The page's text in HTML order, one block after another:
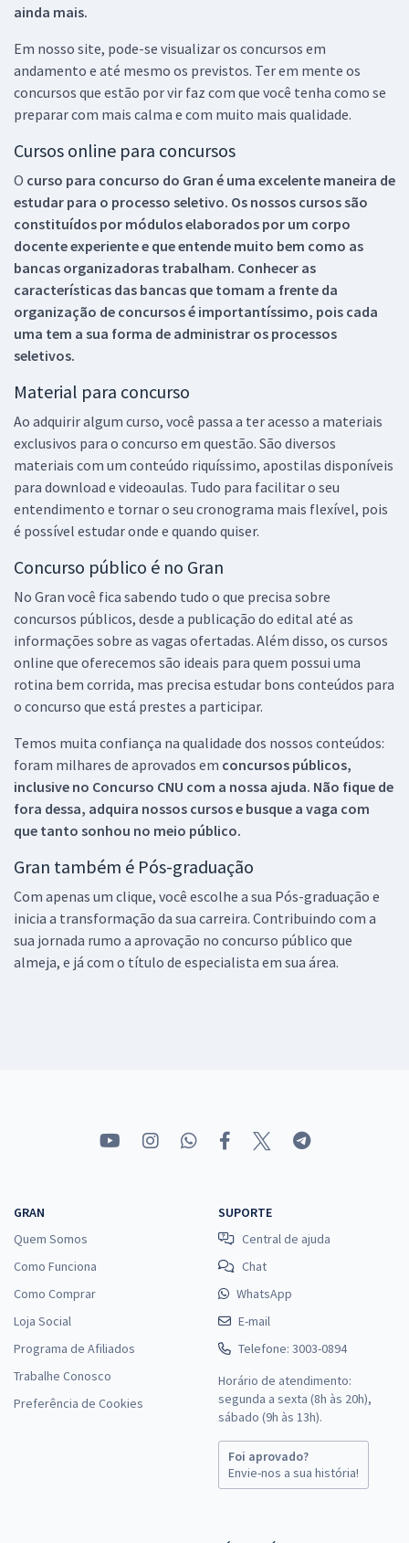
ainda mais.
Em nosso site, pode-se visualizar os concursos em
andamento e até mesmo os previstos. Ter em mente os
concursos que estão por vir faz com que você tenha como se
preparar com mais calma e com muito mais qualidade.
Cursos online para concursos
O curso para concurso do Gran é uma excelente maneira de
estudar para o processo seletivo. Os nossos cursos são
constituídos por módulos elaborados por um corpo
docente experiente e que entende muito bem como as
bancas organizadoras trabalham. Conhecer as
características das bancas que tomam a frente da
organização de concursos é importantíssimo, pois cada
uma tem a sua forma de administrar os processos
seletivos.
Material para concurso
Ao adquirir algum curso, você passa a ter acesso a materiais
exclusivos para o concurso em questão. São diversos
materiais com um conteúdo riquíssimo, apostilas disponíveis
para download e videoaulas. Tudo para facilitar o seu
entendimento e tornar o seu cronograma mais flexível, pois
é possível estudar onde e quando quiser.
Concurso público é no Gran
No Gran você fica sabendo tudo o que precisa sobre
concursos públicos, desde a publicação do edital até as
informações sobre as vagas ofertadas. Além disso, os cursos
online que oferecemos são ideais para quem possui uma
rotina bem corrida, mas precisa estudar bons conteúdos para
o concurso que está prestes a participar.
Temos muita confiança na qualidade dos nossos conteúdos:
foram milhares de aprovados em concursos públicos,
inclusive no Concurso CNU com a nossa ajuda. Não fique de
fora dessa, adquira nossos cursos e busque a vaga com
que tanto sonhou no meio público.
Gran também é Pós-graduação
Com apenas um clique, você escolhe a sua Pós-graduação e
inicia a transformação da sua carreira. Contribuindo com a
sua jornada rumo a aprovação no concurso público que
almeja, e já com o título de especialista em sua área.
GRAN
Quem Somos
Como Funciona
Como Comprar
Loja Social
Programa de Afiliados
Trabalhe Conosco
Preferência de Cookies
SUPORTE
Central de ajuda
Chat
WhatsApp
E-mail
Telefone: 3003-0894
Horário de atendimento:
segunda a sexta (8h às 20h),
sábado (9h às 13h).
Foi aprovado?
Envie-nos a sua história!